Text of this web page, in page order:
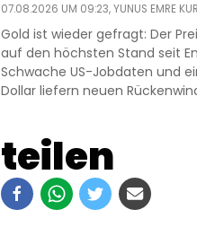
teilen
07.08.2026 UM 09:23,YUNUS EMRE
Gold ist wieder gefragt: Der
auf den höchsten Stand seit
Schwache US-Jobdaten und
Dollar liefern neuen